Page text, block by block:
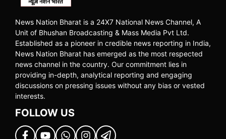
News Nation Bharat is a 24X7 National News Channel, A
Unit of Bhushan Broadcasting & Mass Media Pvt Ltd.
Established as a pioneer in credible news reporting in India,
News Nation Bharat has emerged as the most respected
news channel in the country. Our commitment lies in
providing in-depth, analytical reporting and engaging
discussions on pressing issues without any bias or vested
interests.
FOLLOW US